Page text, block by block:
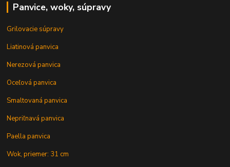
Panvice, woky, súpravy
Grilovacie súpravy
Liatinová panvica
Nerezová panvica
Oceľová panvica
Smaltovaná panvica
Nepriľnavá panvica
Paella panvica
Wok, priemer: 31 cm